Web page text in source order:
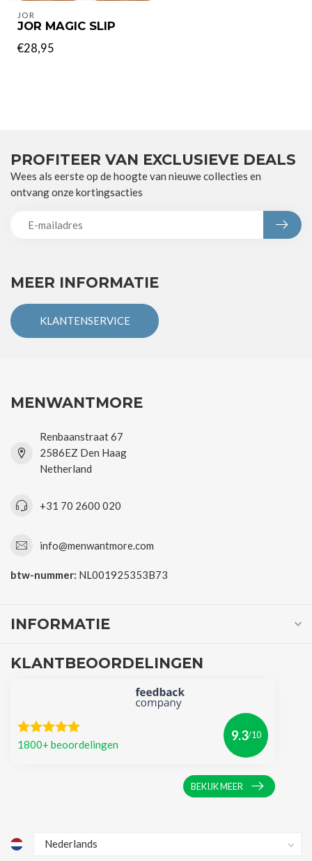
JOR
JOR MAGIC SLIP
€28,95
MEER INFORMATIE
KLANTENSERVICE
PROFITEER VAN EXCLUSIEVE DEALS
Wees als eerste op de hoogte van nieuwe collecties en
ontvang onze kortingsacties
MENWANTMORE
Renbaanstraat 67
2586EZ Den Haag
Netherland
+31 70 2600 020
info@menwantmore.com
btw-nummer: NL001925353B73
INFORMATIE
KLANTBEOORDELINGEN
1800+ beoordelingen
9.3/10
BEKIJK MEER